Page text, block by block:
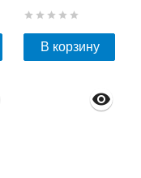
В корзину